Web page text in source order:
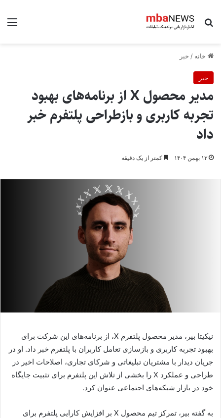
جستجو برای
خانه / خبر
خبر
مدیر محصول X از برنامه‌های بهبود
تجربه کاربری و بازطراحی پلتفرم خبر
داد
۱۳ بهمن ۱۴۰۴ کمتر از یک دقیقه
نیکیتا بیر، مدیر محصول پلتفرم X، از برنامه‌های این شرکت برای
بهبود تجربه کاربری و بازسازی تعامل کاربران با پلتفرم خبر داد. او در
جریان دیدار با مشتریان تبلیغاتی و شرکای تجاری، اصلاحات اخیر در
طراحی و عملکرد X را بخشی از تلاش این پلتفرم برای تثبیت جایگاه
خود در بازار شبکه‌های اجتماعی عنوان کرد.
به گفته بیر، تمرکز تیم محصول X بر افزایش کارایی پلتفرم برای